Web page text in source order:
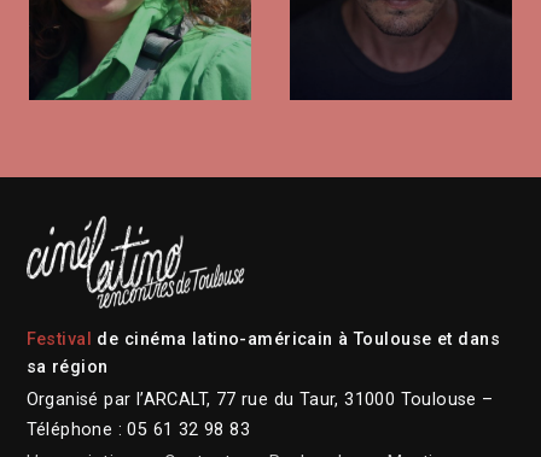
Festival
de cinéma latino-américain à Toulouse et dans
sa région
Organisé par l’ARCALT, 77 rue du Taur, 31000 Toulouse –
Téléphone : 05 61 32 98 83